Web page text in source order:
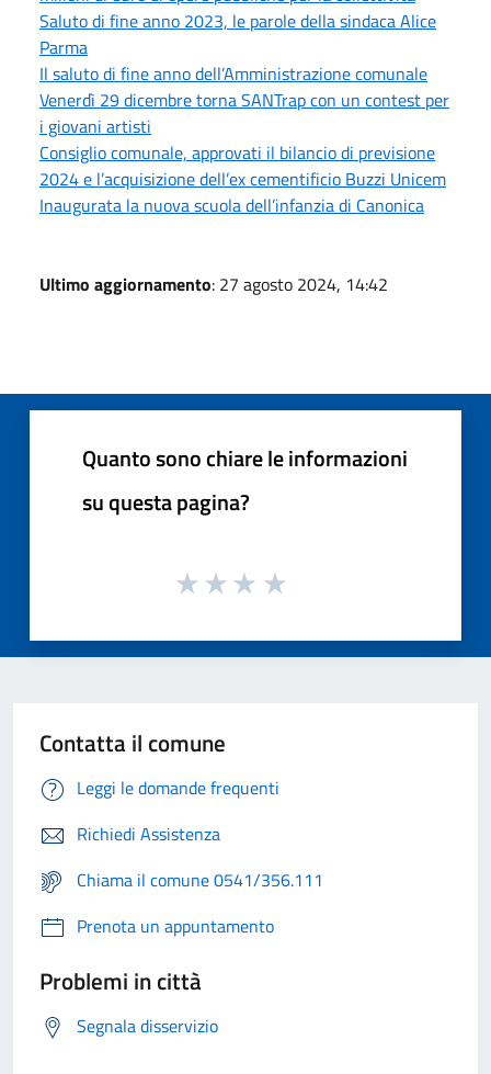
Saluto di fine anno 2023, le parole della sindaca Alice
Parma
Il saluto di fine anno dell’Amministrazione comunale
Venerdì 29 dicembre torna SANTrap con un contest per
i giovani artisti
Consiglio comunale, approvati il bilancio di previsione
2024 e l’acquisizione dell’ex cementificio Buzzi Unicem
Inaugurata la nuova scuola dell’infanzia di Canonica
Ultimo aggiornamento: 27 agosto 2024, 14:42
Quanto sono chiare le informazioni
su questa pagina?
Contatta il comune
Leggi le domande frequenti
Richiedi Assistenza
Chiama il comune 0541/356.111
Prenota un appuntamento
Problemi in città
Segnala disservizio